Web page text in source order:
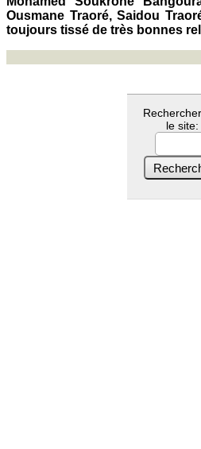
Ousmane Traoré, Saidou
toujours tissé de très bonnes
le site: